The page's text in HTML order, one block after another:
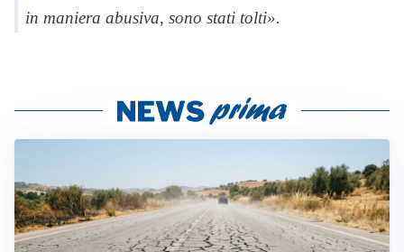
in maniera abusiva, sono stati tolti».